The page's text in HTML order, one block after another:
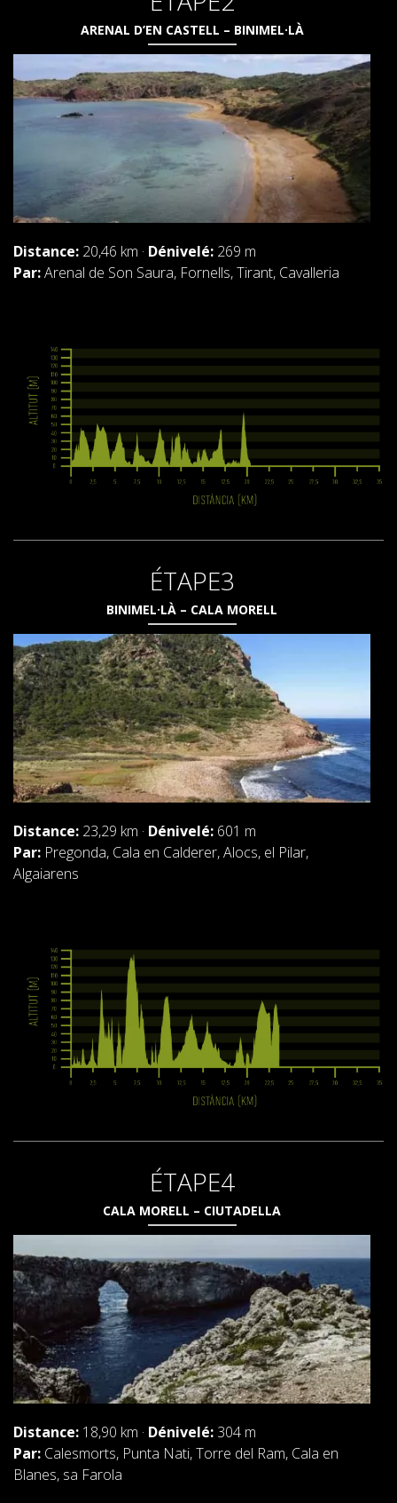
ARENAL D’EN CASTELL – BINIMEL·LÀ
Distance: 20,46 km · Dénivelé: 269 m
Par:Arenal de Son Saura, Fornells, Tirant, Cavalleria
ÉTAPE3
BINIMEL·LÀ – CALA MORELL
Distance: 23,29 km · Dénivelé: 601 m
Par: Pregonda, Cala en Calderer, Alocs, el Pilar,
Algaiarens
ÉTAPE4
CALA MORELL – CIUTADELLA
Distance: 18,90 km · Dénivelé: 304 m
Par: Calesmorts, Punta Nati, Torre del Ram, Cala en
Blanes, sa Farola